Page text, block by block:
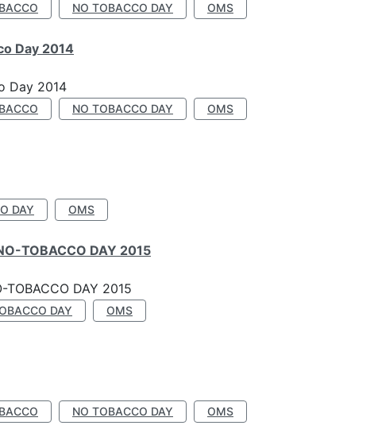
NO TOBACCO DAY OMS
Day 2014
Day 2014
NO TOBACCO DAY OMS
DAY OMS
TOBACCO DAY 2015
TOBACCO DAY 2015
DAY OMS
NO TOBACCO DAY OMS